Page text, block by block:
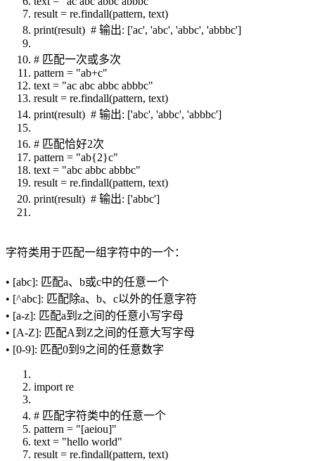
result = re.findall(pattern, text)
print(result) # 输出: ['ac', 'abc', 'abbc', 'abbbc']
# 匹配一次或多次
pattern = "ab+c"
text = "ac abc abbc abbbc"
result = re.findall(pattern, text)
print(result) # 输出: ['abc', 'abbc', 'abbbc']
# 匹配恰好2次
pattern = "ab{2}c"
text = "abc abbc abbbc"
result = re.findall(pattern, text)
print(result) # 输出: ['abbc']
字符类用于匹配一组字符中的一个：
• [abc]: 匹配a、b或c中的任意一个
• [^abc]: 匹配除a、b、c以外的任意字符
• [a-z]: 匹配a到z之间的任意小写字母
• [A-Z]: 匹配A到Z之间的任意大写字母
• [0-9]: 匹配0到9之间的任意数字
import re
# 匹配字符类中的任意一个
pattern = "[aeiou]"
text = "hello world"
result = re.findall(pattern, text)